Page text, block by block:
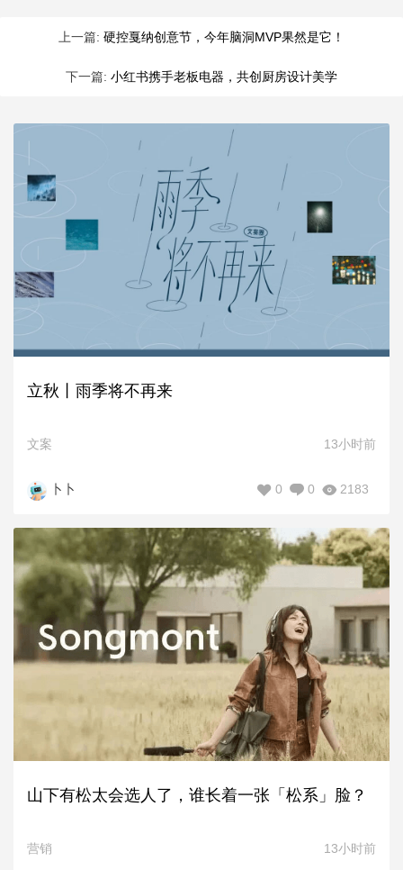
上一篇: 硬控戛纳创意节，今年脑洞MVP果然是它！
下一篇: 小红书携手老板电器，共创厨房设计美学
立秋丨雨季将不再来
文案 13小时前
卜卜 2183
0
0
山下有松太会选人了，谁长着一张「松系」脸？
营销 13小时前